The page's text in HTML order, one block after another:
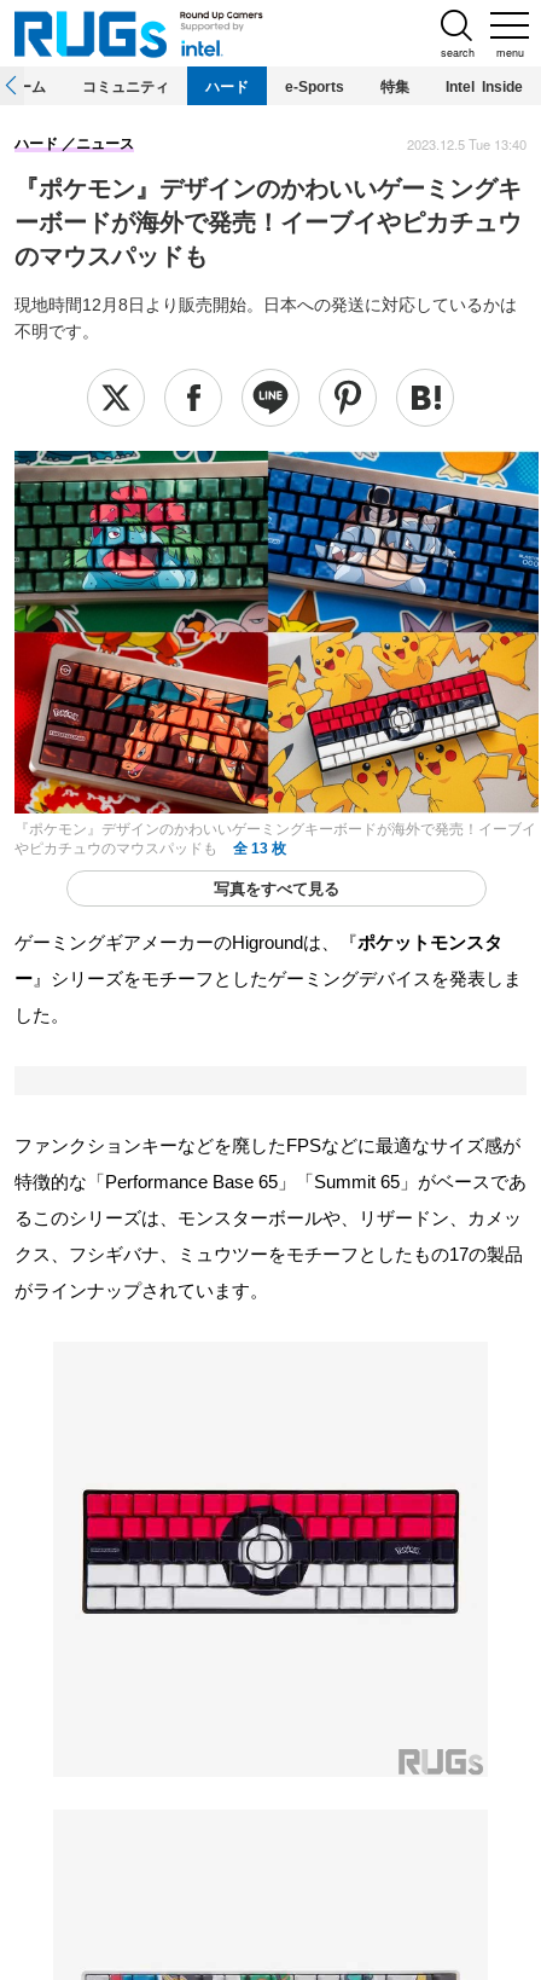
menu
search
ホーム コミュニティ ハード e-Sports 特集 Intel Inside
『ポケモン』デザインのかわいいゲーミングキ
ーボードが海外で発売！イーブイやピカチュウ
のマウスパッドも
現地時間12月8日より販売開始。日本への発送に対応しているかは
不明です。
ハード ニュース 2023.12.5 Tue 13:40
『ポケモン』デザインのかわいいゲーミングキーボードが海外で発売！イーブイ
やピカチュウのマウスパッドも
全 13 枚
写真をすべて見る
ゲーミングギアメーカーのHigroundは、『ポケットモンスタ
ー 』シリーズをモチーフとしたゲーミングデバイスを発表しま
した。
ファンクションキーなどを廃したFPSなどに最適なサイズ感が
特徴的な「Performance Base 65」「Summit 65」がベースであ
るこのシリーズは、モンスターボールや、リザードン、カメッ
クス、フシギバナ、ミュウツーをモチーフとしたもの17の製品
がラインナップされています。